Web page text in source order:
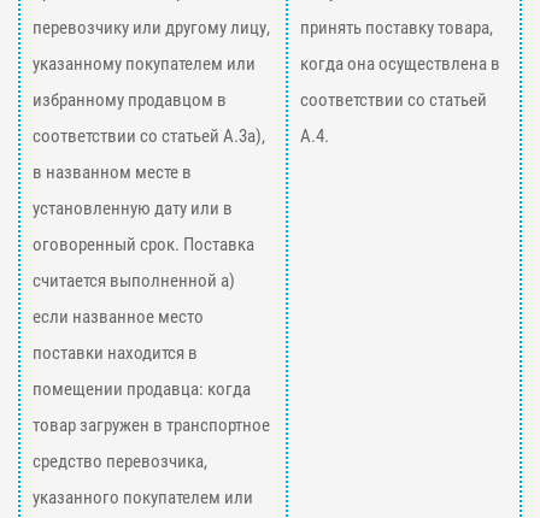
перевозчику или другому лицу,
указанному покупателем или
избранному продавцом в
соответствии со статьей А.3а),
в названном месте в
установленную дату или в
оговоренный срок. Поставка
считается выполненной а)
если названное место
поставки находится в
помещении продавца: когда
товар загружен в транспортное
средство перевозчика,
указанного покупателем или
принять поставку товара,
когда она осуществлена в
соответствии со статьей
А.4.